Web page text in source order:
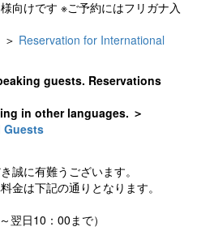
向けです ※ご予約にはフリガナ入
Reservation for International
guests. Reservations
in other languages. ＞
Guests
誠に有難うございます。
金は下記の通りとなります。
日10：00まで）